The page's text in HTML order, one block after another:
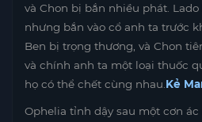
và Chon bị bắn nhiều phát. Lado
nhưng bắn vào cổ anh ta trước
Ben bị trọng thương, và Chon
và chính anh ta một loại thuốc
họ có thể chết cùng nhau. Kẻ
Ophelia tỉnh dậy sau một cơn ác